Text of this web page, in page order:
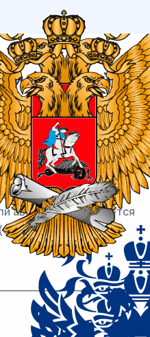
(типовой)
/ 01
скорость в
(в милях в час)
автомобиль движется
что 1 миля